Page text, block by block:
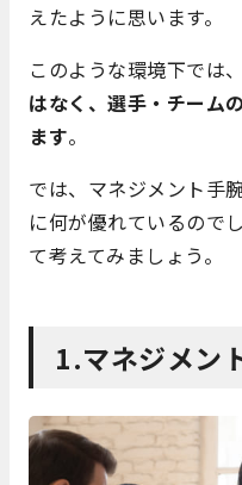
えたように思います。
このような環境下では、
はなく、選手・チーム
ます。
では、マネジメント手
に何が優れているので
て考えてみましょう。
1.マネジメン